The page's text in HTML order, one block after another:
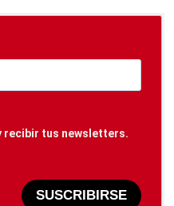
recibir tus newsletters.
SUSCRIBIRSE